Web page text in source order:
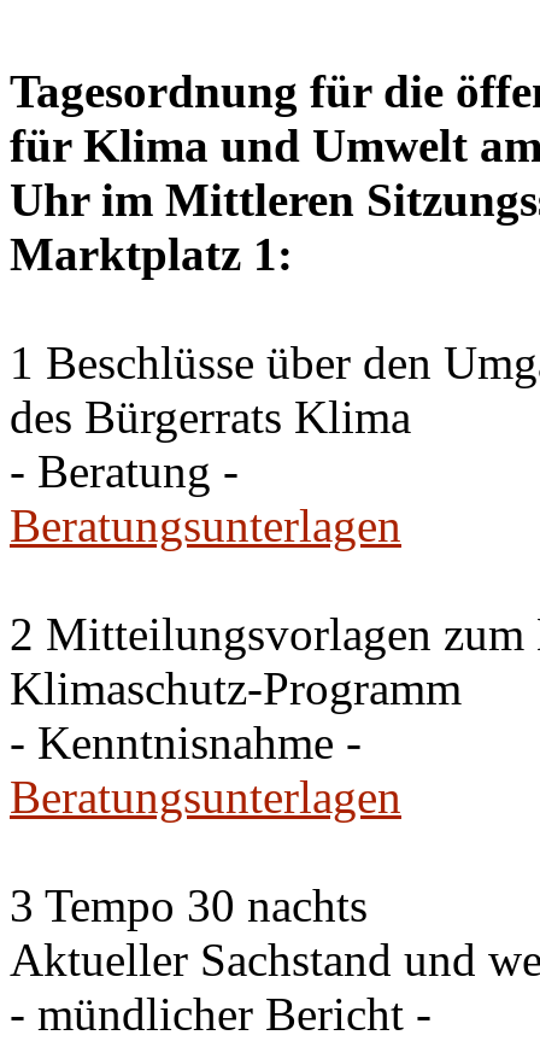
Tagesordnung für die
für Klima und Umwelt
Uhr im Mittleren
Marktplatz 1:
1 Beschlüsse über den
des Bürgerrats Klima
- Beratung -
Beratungsunterlagen
2 Mitteilungsvorlagen zum
Klimaschutz-Programm
- Kenntnisnahme -
Beratungsunterlagen
3 Tempo 30 nachts
Aktueller Sachstand und
- mündlicher Bericht -